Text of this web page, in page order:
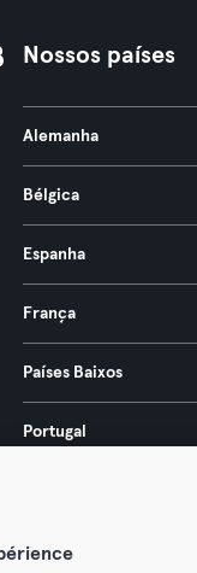
Nossos países
Alemanha
Bélgica
Espanha
França
Países Baixos
Portugal